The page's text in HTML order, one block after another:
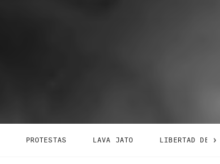
PROTESTAS LAVA JATO LIBERTAD DE